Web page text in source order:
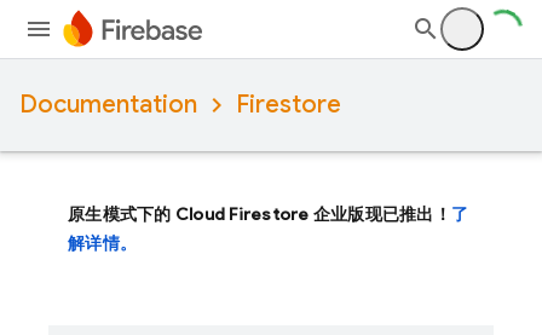
Documentation Firestore
原生模式下的 Cloud Firestore 企业版现已推出！ 了
解详情。